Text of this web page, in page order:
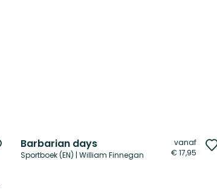
VoegBarbarian days
Sportboek (EN) | William Finnegan
vanaf
€ 17,95